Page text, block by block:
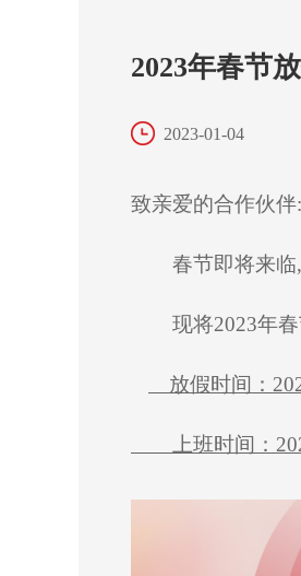
2023年春节
2023-01-04
致亲爱的合作伙伴:
春节即将来临
现将2023年
放假时间：
上班时间：